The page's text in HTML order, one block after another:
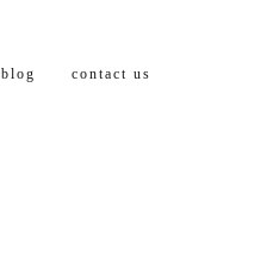
blog contact us